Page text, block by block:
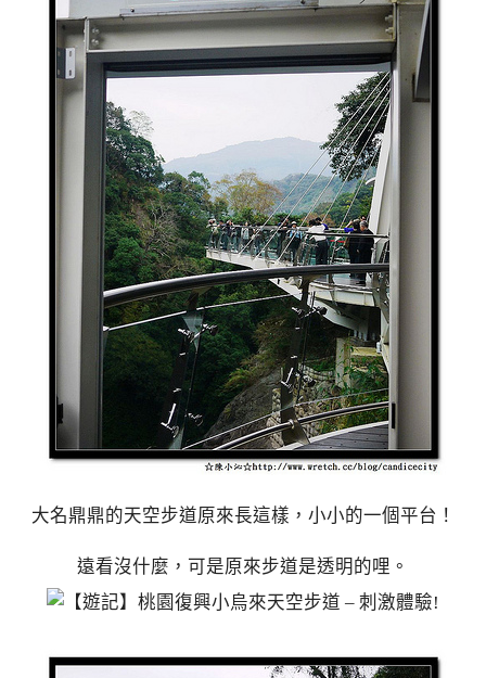
大名鼎鼎的天空步道原來長這樣，小小的一個平台！
遠看沒什麼，可是原來步道是透明的哩。